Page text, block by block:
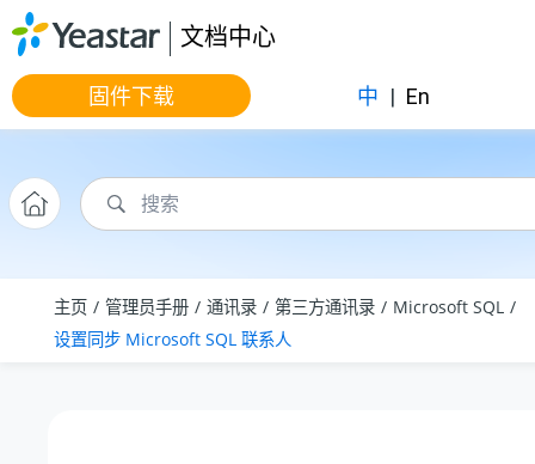
跳转到主要内容
文档中心
固件下载 中 | En
主页 管理员手册 通讯录 第三方通讯录
Microsoft SQL
设置同步 Microsoft SQL 联系人